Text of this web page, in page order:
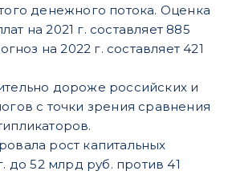
денежного потока. Оценка
на 2021 г. составляет 885
на 2022 г. составляет 421
дороже российских и
с точки зрения сравнения
рост капитальных
до 52 млрд руб. против 41